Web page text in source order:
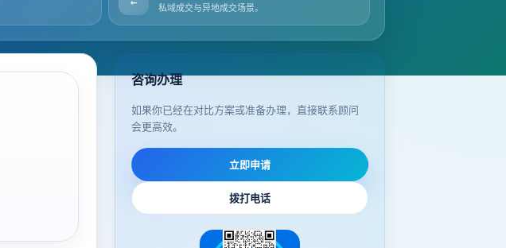
私域成交与异地成交场景。
咨询办理
如果你已经在对比方案或准备办理，直接联系顾问
会更高效。
立即申请
拨打电话